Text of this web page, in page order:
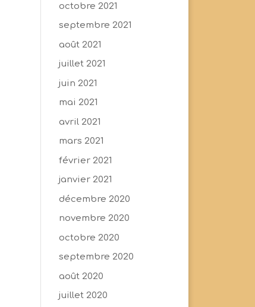
octobre 2021
septembre 2021
août 2021
juillet 2021
juin 2021
mai 2021
avril 2021
mars 2021
février 2021
janvier 2021
décembre 2020
novembre 2020
octobre 2020
septembre 2020
août 2020
juillet 2020